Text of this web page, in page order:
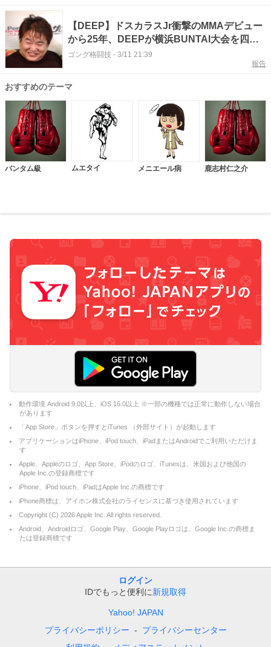
【DEEP】ドスカラスJr衝撃のMMAデビュー
から25年、DEEPが横浜BUNTAI大会を四半
世紀ぶりに開催！＝5月4日（月・祝）
ゴング格闘技 - 3/11 21:39
報告
おすすめのテーマ
バンタム級 ムエタイ メニエール病 鹿志村仁之介
動作環境 Android 9.0以上、iOS 16.0以上 ※一部の機種では正常に動作しない場合
があります
「App Store」ボタンを押すとiTunes （外部サイト）が起動します
アプリケーションはiPhone、iPod touch、iPadまたはAndroidでご利用いただけま
す
Apple、Appleのロゴ、App Store、iPodのロゴ、iTunesは、米国および他国の
Apple Inc.の登録商標です
iPhone、iPod touch、iPadはApple Inc.の商標です
iPhone商標は、アイホン株式会社のライセンスに基づき使用されています
Copyright (C) 2026Apple Inc. All rights reserved.
Android、Androidロゴ、Google Play、Google Playロゴは、Google Inc.の商標ま
たは登録商標です
ログイン
IDでもっと便利に新規取得
Yahoo! JAPAN
プライバシーポリシー
プライバシーセンター